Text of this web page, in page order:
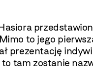
to jego
prezentację
tam zostanie